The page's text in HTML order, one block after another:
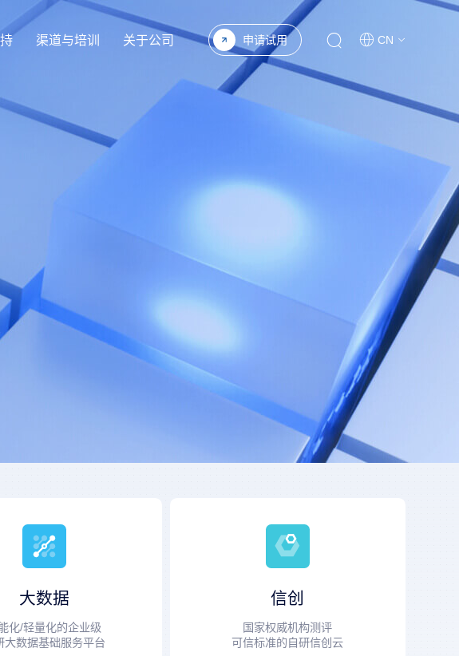
渠道与培训 关于公司 申请试用 CN
大数据
化/轻量化的企业级
大数据基础服务平台
信创
国家权威机构测评
可信标准的自研信创云
信创云